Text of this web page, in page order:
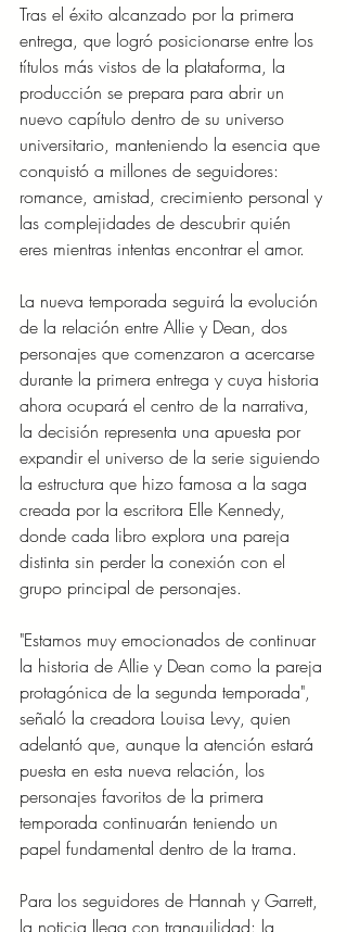
Tras el éxito alcanzado por la primera
entrega, que logró posicionarse entre los
títulos más vistos de la plataforma, la
producción se prepara para abrir un
nuevo capítulo dentro de su universo
universitario, manteniendo la esencia que
conquistó a millones de seguidores:
romance, amistad, crecimiento personal y
las complejidades de descubrir quién
eres mientras intentas encontrar el amor.
La nueva temporada seguirá la evolución
de la relación entre Allie y Dean, dos
personajes que comenzaron a acercarse
durante la primera entrega y cuya historia
ahora ocupará el centro de la narrativa,
la decisión representa una apuesta por
expandir el universo de la serie siguiendo
la estructura que hizo famosa a la saga
creada por la escritora Elle Kennedy,
donde cada libro explora una pareja
distinta sin perder la conexión con el
grupo principal de personajes.
"Estamos muy emocionados de continuar
la historia de Allie y Dean como la pareja
protagónica de la segunda temporada",
señaló la creadora Louisa Levy, quien
adelantó que, aunque la atención estará
puesta en esta nueva relación, los
personajes favoritos de la primera
temporada continuarán teniendo un
papel fundamental dentro de la trama.
Para los seguidores de Hannah y Garrett,
la noticia llega con tranquilidad: la